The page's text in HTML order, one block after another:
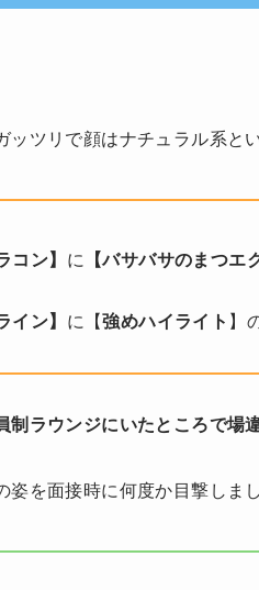
ッツリで顔はナチュラル系と
コン】 に 【バサバサのまつエ
イン】 に【強めハイライト 】
制ラウンジにいたところで場
姿を面接時に何度か目撃しま